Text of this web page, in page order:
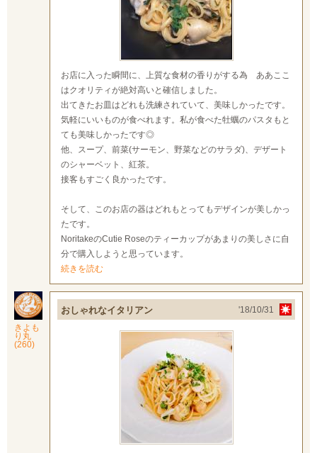
お店に入った瞬間に、上質な食材の香りがする為 ああここ
はクオリティが絶対高いと確信しました。
出てきたお皿はどれも洗練されていて、美味しかったです。
気軽にいいものが食べれます。私が食べた牡蠣のパスタもと
ても美味しかったです◎
他、スープ、前菜(サーモン、野菜などのサラダ)、デザート
のシャーベット、紅茶。
接客もすごく良かったです。
そして、このお店の器はどれもとってもデザインが美しかっ
たです。
NoritakeのCutie Roseのティーカップがあまりの美しさに自
分で購入しようと思っています。
続きを読む
きよも
り丸
(260)
おしゃれなイタリアン '18/10/31